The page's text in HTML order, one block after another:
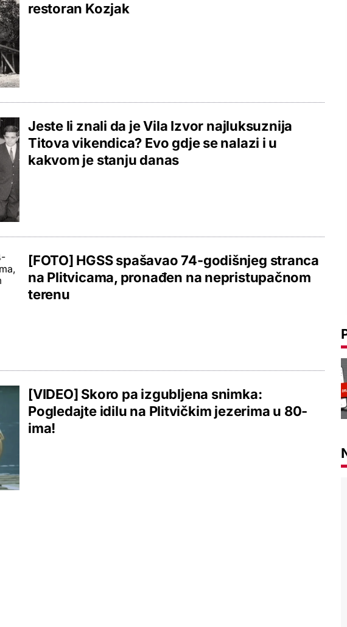
restoran Kozjak
Jeste li znali da je Vila Izvor najluksuznija
Titova vikendica? Evo gdje se nalazi i u
kakvom je stanju danas
[FOTO] HGSS spašavao 74-godišnjeg stranca
na Plitvicama, pronađen na nepristupačnom
terenu
[VIDEO] Skoro pa izgubljena snimka:
Pogledajte idilu na Plitvičkim jezerima u 80-
ima!